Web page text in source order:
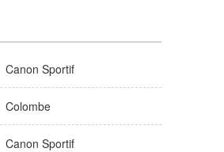
Canon Sportif
Colombe
Canon Sportif